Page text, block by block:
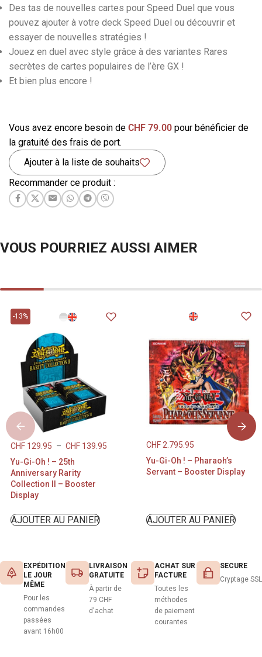
Des tas de nouvelles cartes pour Speed Duel que vous
pouvez ajouter à votre deck Speed Duel ou découvrir et
essayer de nouvelles stratégies !
Jouez en duel avec style grâce à des variantes Rares
secrètes de cartes populaires de l’ère GX !
Et bien plus encore !
Vous avez encore besoin de CHF 79.00 pour bénéficier de
la gratuité des frais de port.
Ajouter à la liste de souhaits
Recommander ce produit :
VOUS POURRIEZ AUSSI AIMER
-13%
CHF 129.95 – CHF 139.95
Yu-Gi-Oh ! – 25th
Anniversary Rarity
Collection II – Booster
Display
AJOUTER AU PANIER
CHF2.795.95
Yu-Gi-Oh ! – Pharaoh’s
Servant – Booster Display
AJOUTER AU PANIER
EXPÉDITION
LE JOUR
MÊME
Pour les
commandes
passées
avant 16h00
LIVRAISON
GRATUITE
À partir de
79 CHF
d'achat
ACHAT SUR
FACTURE
Toutes les
méthodes
de paiement
courantes
SECURE
Cryptage SSL